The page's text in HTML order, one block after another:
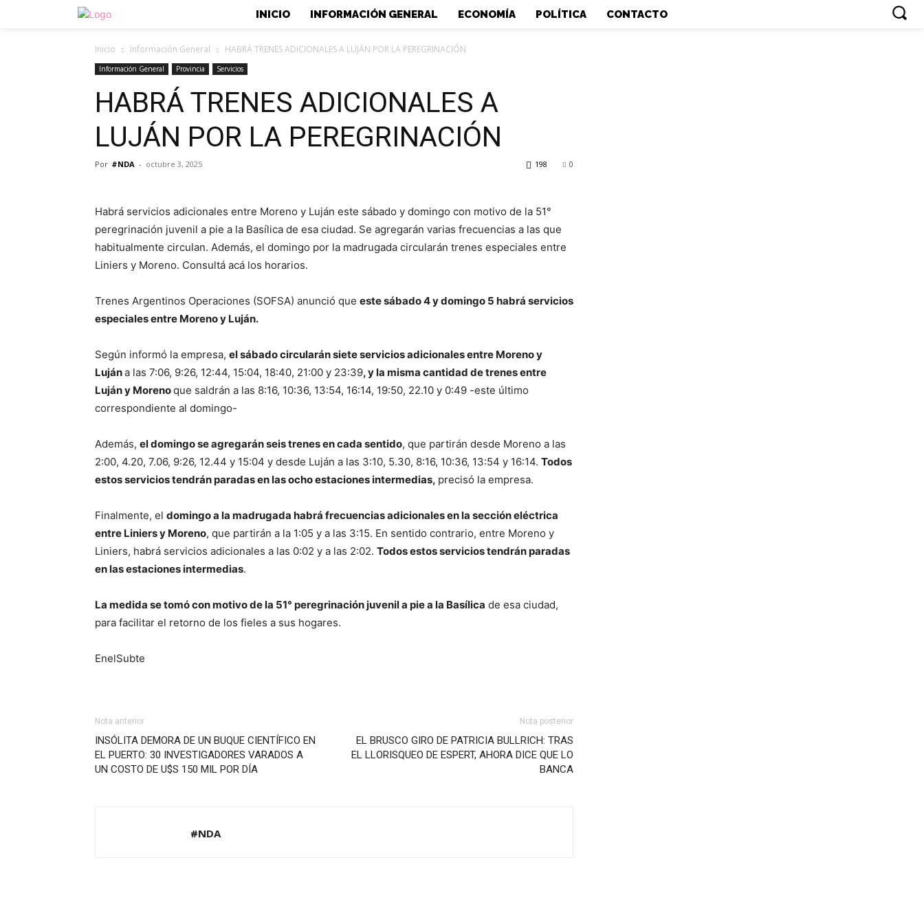
INICIO INFORMACIÓN GENERAL ECONOMÍA POLÍTICA CONTACTO
Inicio Información General HABRÁ TRENES ADICIONALES A LUJÁN POR LA PEREGRINACIÓN
Información General Provincia Servicios
HABRÁ TRENES ADICIONALES A
LUJÁN POR LA PEREGRINACIÓN
Por #NDA - octubre 3, 2025 0
198
Habrá servicios adicionales entre Moreno y Luján este sábado y domingo con motivo de la 51°
peregrinación juvenil a pie a la Basílica de esa ciudad. Se agregarán varias frecuencias a las que
habitualmente circulan. Además, el domingo por la madrugada circularán trenes especiales entre
Liniers y Moreno. Consultá acá los horarios.
Trenes Argentinos Operaciones (SOFSA) anunció que este sábado 4 y domingo 5 habrá servicios
especiales entre Moreno y Luján.
Según informó la empresa, el sábado circularán siete servicios adicionales entre Moreno y
Lujána las 7:06, 9:26, 12:44, 15:04, 18:40, 21:00 y 23:39, y la misma cantidad de trenes entre
Luján y Morenoque saldrán a las 8:16, 10:36, 13:54, 16:14, 19:50, 22.10 y 0:49 -este último
correspondiente al domingo-
Además, el domingo se agregarán seis trenes en cada sentido, que partirán desde Moreno a las
2:00, 4.20, 7.06, 9:26, 12.44 y 15:04 y desde Luján a las 3:10, 5.30, 8:16, 10:36, 13:54 y 16:14. Todos
estos servicios tendrán paradas en las ocho estaciones intermedias, precisó la empresa.
Finalmente, el domingo a la madrugada habrá frecuencias adicionales en la sección eléctrica
entre Liniers y Moreno, que partirán a la 1:05 y a las 3:15. En sentido contrario, entre Moreno y
Liniers, habrá servicios adicionales a las 0:02 y a las 2:02. Todos estos servicios tendrán paradas
en las estaciones intermedias.
La medida se tomó con motivo de la 51° peregrinación juvenil a pie a la Basílica de esa ciudad,
para facilitar el retorno de los fieles a sus hogares.
EnelSubte
Nota anterior
INSÓLITA DEMORA DE UN BUQUE CIENTÍFICO EN
EL PUERTO: 30 INVESTIGADORES VARADOS A
UN COSTO DE U$S 150 MIL POR DÍA
Nota posterior
EL BRUSCO GIRO DE PATRICIA BULLRICH: TRAS
EL LLORISQUEO DE ESPERT, AHORA DICE QUE LO
BANCA
#NDA